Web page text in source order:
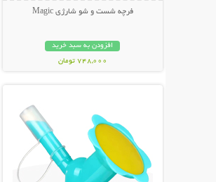
فرچه شست و شو شارژی Magic
افزودن به سبد خرید
748,000 تومان